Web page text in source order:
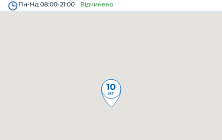
Пн-Нд 08:00-21:00
Відчинено